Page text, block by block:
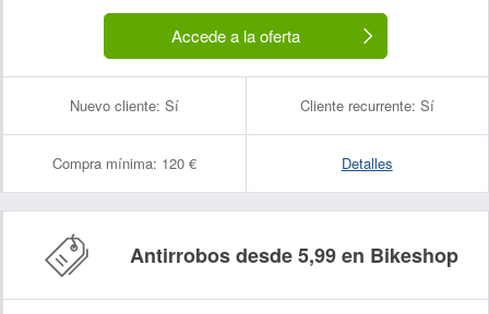
Accede a la oferta
Nuevo cliente: Sí Cliente recurrente: Sí
Compra mínima: 120 € Detalles
Antirrobos desde 5,99 en Bikeshop